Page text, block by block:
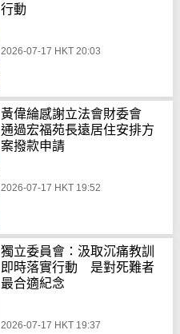
行動
2026-07-17 HKT 20:03
黃偉綸感謝立法會財委會
通過宏福苑長遠居住安排方
案撥款申請
2026-07-17 HKT 19:52
獨立委員會：汲取沉痛教訓
即時落實行動 是對死難者
最合適紀念
2026-07-17 HKT 19:37